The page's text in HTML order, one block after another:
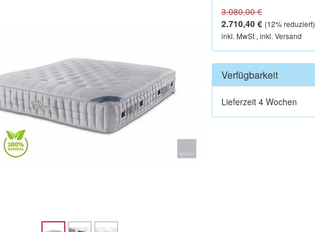
3.080,00 €
2.710,40 € (12% reduziert)
inkl. MwSt , inkl. Versand
Verfügbarkeit
Lieferzeit 4 Wochen